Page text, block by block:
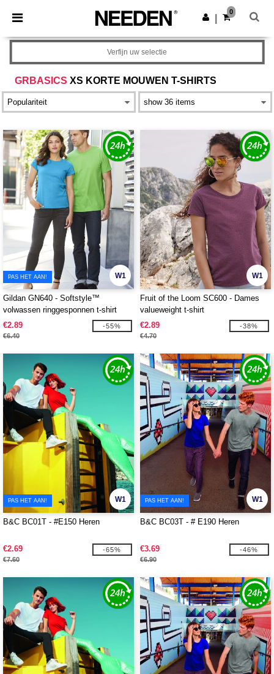
× Needen-app
Betere prijzen in de app!
Download app
0
GRBASICS XS KORTE MOUWEN T-SHIRTS
Verfijn uw selectie
W1
PAS HET AAN!
Gildan GN640 - Softstyle™
volwassen ringgesponnen t-shirt
€2.89
€6.40
-55%
W1
Fruit of the Loom SC600 - Dames
valueweight t-shirt
€2.89
€4.70
-38%
W1
PAS HET AAN!
B&C BC01T - #E150 Heren
€2.69
€7.60
-65%
W1
PAS HET AAN!
B&C BC03T - # E190 Heren
€3.69
€6.90
-46%